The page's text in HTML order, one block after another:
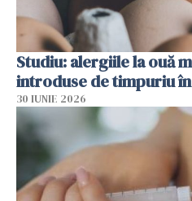
Studiu: alergiile la ouă
introduse de timpuriu
30 IUNIE 2026